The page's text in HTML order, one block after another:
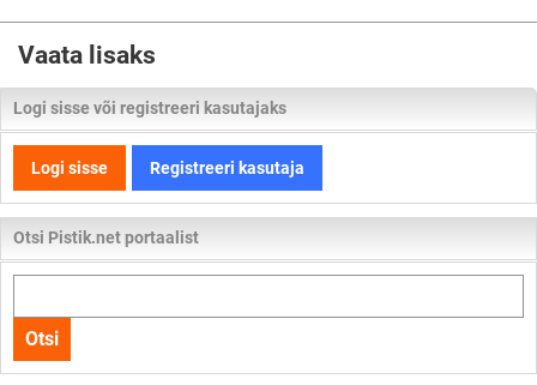
Vaata lisaks
Logi sisse või registreeri kasutajaks
Logi sisse Registreeri kasutaja
Otsi Pistik.net portaalist
kogu
lehelt
Otsi